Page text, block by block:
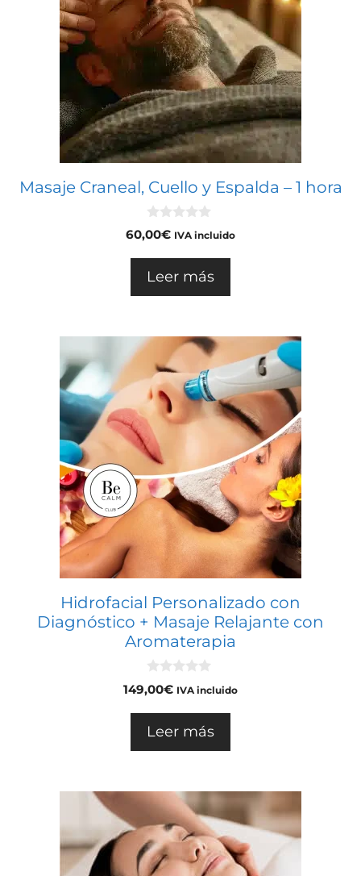
Masaje Craneal, Cuello y Espalda – 1 hora
0
d
60,00€ IVA incluido
Leer más
Hidrofacial Personalizado con
Diagnóstico + Masaje Relajante con
Aromaterapia
0
d
149,00€ IVA incluido
Leer más